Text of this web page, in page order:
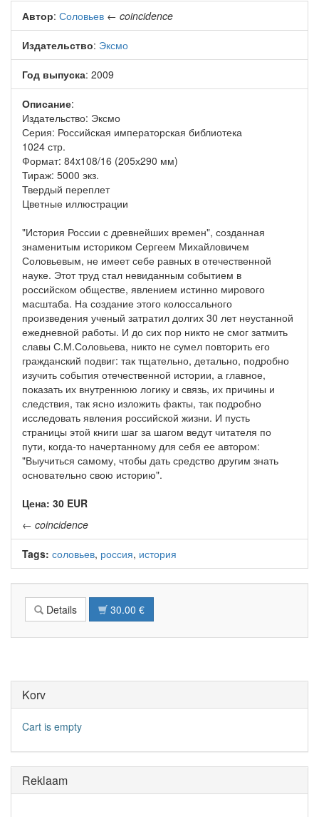
Автор: Соловьев ← coincidence
Издательство: Эксмо
Год выпуска: 2009
Описание:
Издательство: Эксмо
Серия: Российская императорская библиотека
1024 стр.
Формат: 84x108/16 (205х290 мм)
Тираж: 5000 экз.
Твердый переплет
Цветные иллюстрации
"История России с древнейших времен", созданная
знаменитым историком Сергеем Михайловичем
Соловьевым, не имеет себе равных в отечественной
науке. Этот труд стал невиданным событием в
российском обществе, явлением истинно мирового
масштаба. На создание этого колоссального
произведения ученый затратил долгих 30 лет неустанной
ежедневной работы. И до сих пор никто не смог затмить
славы С.М.Соловьева, никто не сумел повторить его
гражданский подвиг: так тщательно, детально, подробно
изучить события отечественной истории, а главное,
показать их внутреннюю логику и связь, их причины и
следствия, так ясно изложить факты, так подробно
исследовать явления российской жизни. И пусть
страницы этой книги шаг за шагом ведут читателя по
пути, когда-то начертанному для себя ее автором:
"Выучиться самому, чтобы дать средство другим знать
основательно свою историю".
Цена: 30 EUR
← coincidence
Tags: соловьев, россия, история
Details 30.00 €
Korv
Cart is empty
Reklaam